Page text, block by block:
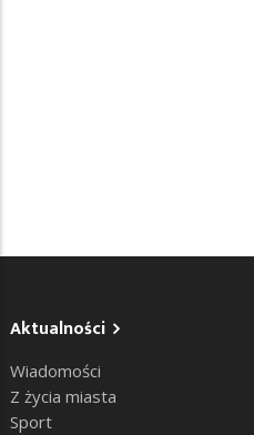
Aktualności
Wiadomości
Z życia miasta
Sport